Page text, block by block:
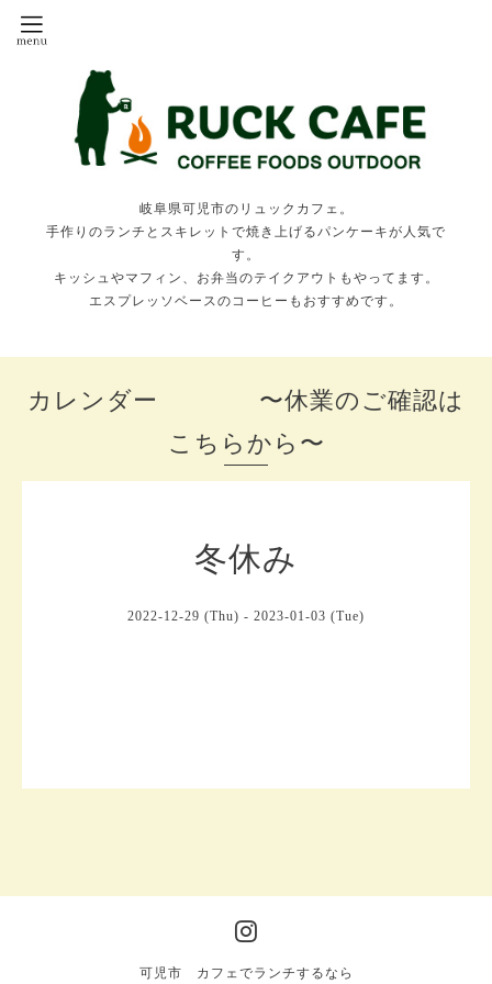
岐阜県可児市のリュックカフェ。
手作りのランチとスキレットで焼き上げるパンケーキが人気で
す。
キッシュやマフィン、お弁当のテイクアウトもやってます。
エスプレッソベースのコーヒーもおすすめです。
カレンダー 〜休業のご確認は
こちらから〜
冬休み
2022-12-29 (Thu) - 2023-01-03 (Tue)
可児市 カフェでランチするなら